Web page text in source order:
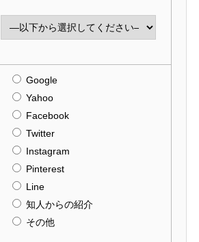
Google
Yahoo
Facebook
Twitter
Instagram
Pinterest
Line
知人からの紹介
その他